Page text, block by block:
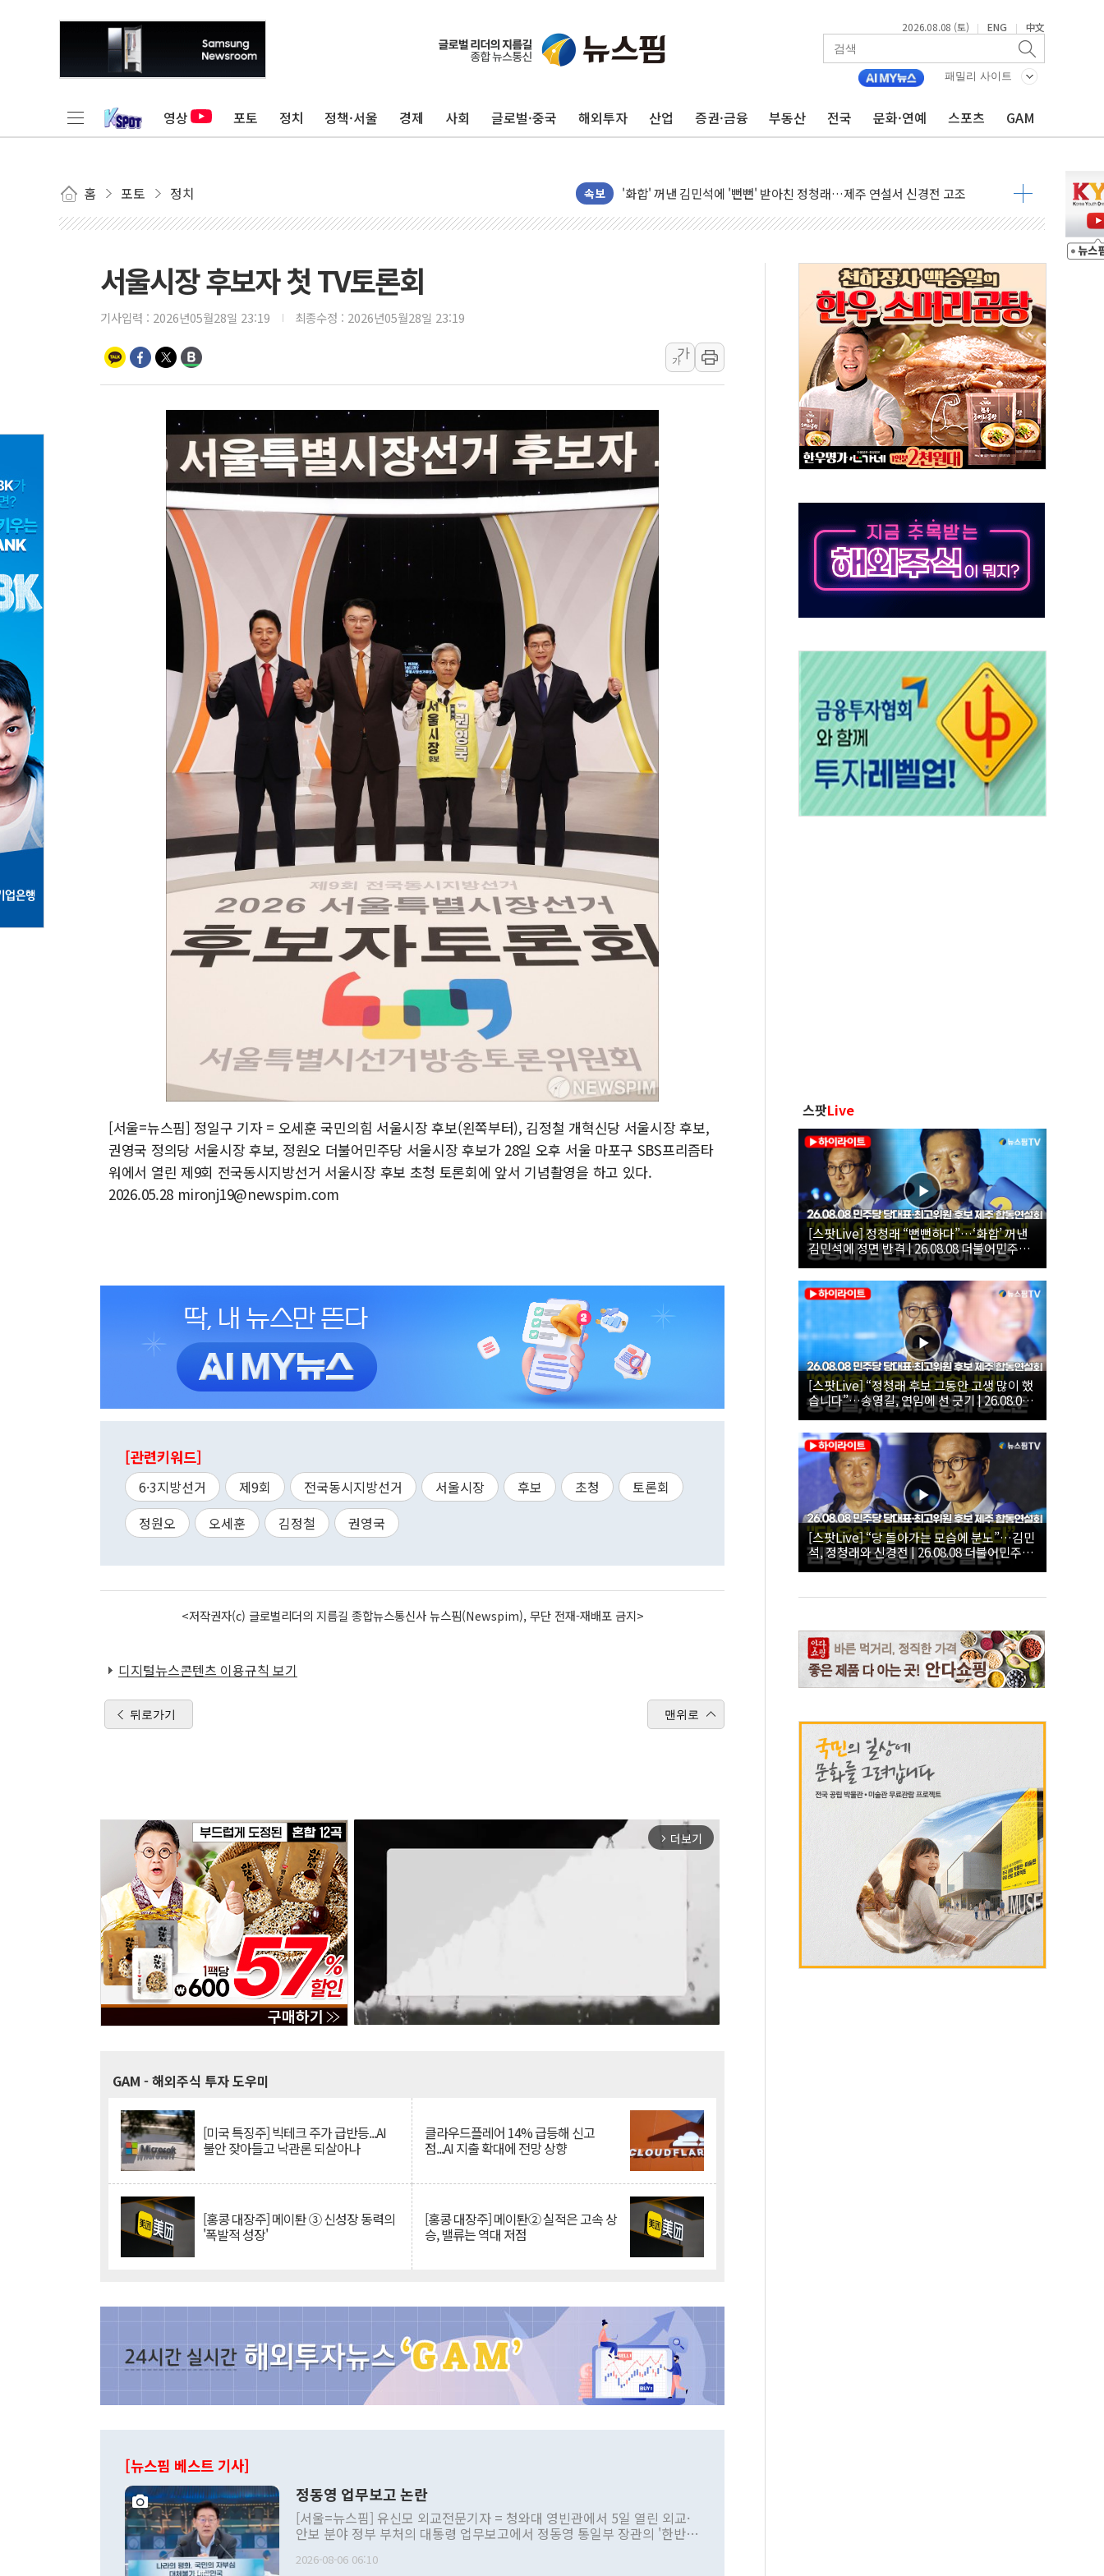
2026.08.08 (토) | ENG | 中文
패밀리 사이트
영상 포토 정치 정책·서울 경제 사회 글로벌·중국 해외투자 산업 증권·금융 부동산 전국 문화·연예 스포츠 GAM
홈 포토 정치 속보
李대통령 "결혼 때문에 손해 보는 일 없게"…'결혼 페널티' 22개 과제 손본다
여수 오동도 인근 해상서 모터보트 전복…1명 사망·1명 실종
인천 선재도 갯벌서 해루질 중 실종 60대 나흘만에 숨진 채 발견
인천서 말다툼 중 어머니 흉기 살해 10대 아들 체포
李대통령, ISA 개편 재검토 지시…與 "적극 환영"·野 "졸속 국정"
동해중부 전 해상 풍랑주의보…10일까지 최대 3.5m 높은 물결
中 전방위 아파트 부양, 수도 베이징도 부동산 규제 철폐
인제 용대리 계곡서 수위 상승으로 피서객 7명 고립…전원 구조
동해시, 11~14일 '별똥별 멍' 운영…페르세우스 유성우 관측
강원 중·남부 동해안 시간당 50mm 이상 폭우…호우경보 발효
청양 밭에서 일하던 90대 숨져…온열질환 여부 조사
폭염에 車 운전면허 기능시험 오전 집중 편성…체감온도 38도 넘으면 중단
李대통령, 'ISA·주가누르기 방지법' 전면 재검토 지시
'호우 특보' 경북 울진 시간당 20~30mm 강한 비...가뭄 해소될 듯
주말 무더위·열대야 지속…내륙 곳곳 소나기
오세훈 "용산공원 주택 검토, 민주당 스스로 원칙 뒤집는 것"
충북 주말 무더위 지속…청주·진천 35도, 곳곳 소나기
서울시장 후보자 첫 TV토론회
기사입력 : 2026년05월28일 23:19 최종수정 : 2026년05월28일 23:19
가
가
[서울=뉴스핌] 정일구 기자 = 오세훈 국민의힘 서울시장 후보(왼쪽부터), 김정철 개혁신당 서울시장 후보,
권영국 정의당 서울시장 후보, 정원오 더불어민주당 서울시장 후보가 28일 오후 서울 마포구 SBS프리즘타
워에서 열린 제9회 전국동시지방선거 서울시장 후보 초청 토론회에 앞서 기념촬영을 하고 있다.
2026.05.28 mironj19@newspim.com
[관련키워드]
6·3지방선거 제9회 전국동시지방선거 서울시장 후보 초청
토론회
정원오
오세훈 김정철 권영국
<저작권자(c) 글로벌리더의 지름길 종합뉴스통신사 뉴스핌(Newspim), 무단 전재-재배포 금지>
디지털뉴스콘텐츠 이용규칙 보기
뒤로가기 맨위로
arrow_forward_ios 더보기
GAM - 해외주식 투자 도우미
[미국 특징주] 빅테크 주가 급반등...AI
불안 잦아들고 낙관론 되살아나
클라우드플레어 14% 급등해 신고
점...AI 지출 확대에 전망 상향
[홍콩 대장주] 메이퇀 ③ 신성장 동력의
'폭발적 성장'
[홍콩 대장주] 메이퇀② 실적은 고속 상
승, 밸류는 역대 저점
[뉴스핌 베스트 기사]
정동영 업무보고 논란
[서울=뉴스핌] 유신모 외교전문기자 = 청와대 영빈관에서 5일 열린 외교·
안보 분야 정부 부처의 대통령 업무보고에서 정동영 통일부 장관의 '한반도
발언 중에는 정부 내 조율을 거치지 않은 사안을 정책으로 추진하겠다고 공
2026-08-06 06:10
스팟Live
[스팟Live] 정청래 “뻔뻔하다”…‘화합’ 꺼낸
김민석에 정면 반격 | 26.08.08 더불어민주당
당대표·최고위원 후보 제주 합동연설회
[스팟Live] “정청래 후보 그동안 고생 많이 했
습니다”…송영길, 연임에 선 긋기 | 26.08.08
더불어민주당 당대표·최고위원 후보 제주 합
동연설회
[스팟Live] “당 돌아가는 모습에 분노”…김민
석, 정청래와 신경전 | 26.08.08 더불어민주당
당대표·최고위원 후보 제주 합동연설회